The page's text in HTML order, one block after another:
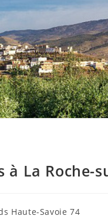
La Roche-
Haute-Savoie 74